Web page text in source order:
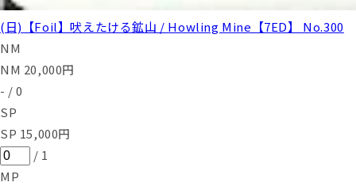
(日)【Foil】吠えたける鉱山 / Howling Mine【7ED】 No.300
NM
NM 20,000円
- / 0
SP
SP 15,000円
/ 1
MP